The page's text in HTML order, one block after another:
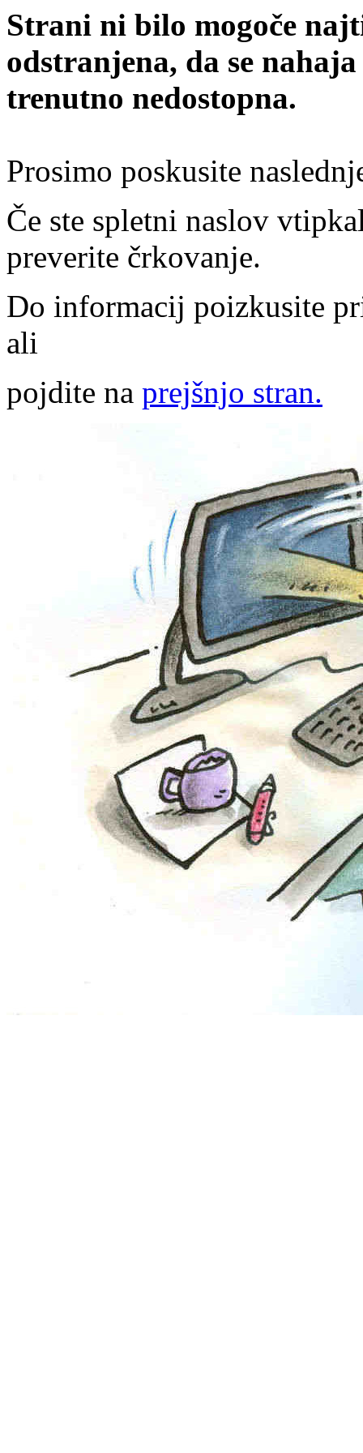
Strani ni bilo mogoče
odstranjena, da se
trenutno nedostopna.
Prosimo poskusite
Če ste spletni naslov
preverite črkovanje.
Do informacij poizkusite
ali
pojdite na prejšnjo stran.